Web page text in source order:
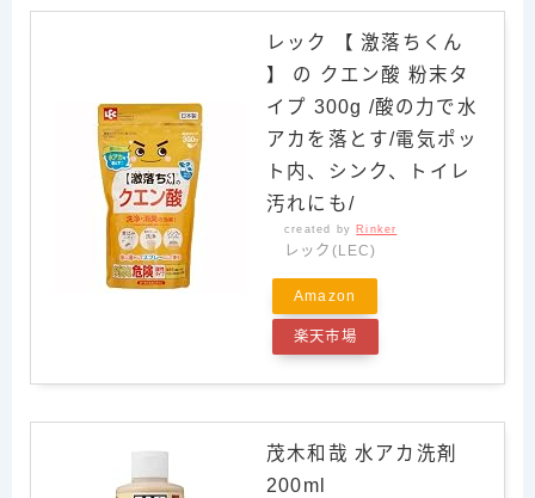
レック 【 激落ちくん
】 の クエン酸 粉末タ
イプ 300g /酸の力で水
アカを落とす/電気ポッ
ト内、シンク、トイレ
汚れにも/
created by Rinker
レック(LEC)
Amazon
楽天市場
茂木和哉 水アカ洗剤
200ml